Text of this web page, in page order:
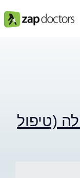
(טיפול